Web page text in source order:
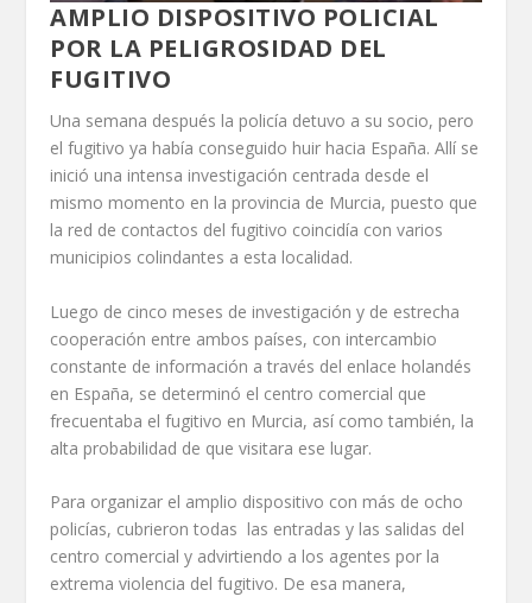
AMPLIO DISPOSITIVO POLICIAL
POR LA PELIGROSIDAD DEL
FUGITIVO
Una semana después la policía detuvo a su socio, pero
el fugitivo ya había conseguido huir hacia España. Allí se
inició una intensa investigación centrada desde el
mismo momento en la provincia de Murcia, puesto que
la red de contactos del fugitivo coincidía con varios
municipios colindantes a esta localidad.
Luego de cinco meses de investigación y de estrecha
cooperación entre ambos países, con intercambio
constante de información a través del enlace holandés
en España, se determinó el centro comercial que
frecuentaba el fugitivo en Murcia, así como también, la
alta probabilidad de que visitara ese lugar.
Para organizar el amplio dispositivo con más de ocho
policías, cubrieron todas las entradas y las salidas del
centro comercial y advirtiendo a los agentes por la
extrema violencia del fugitivo. De esa manera,